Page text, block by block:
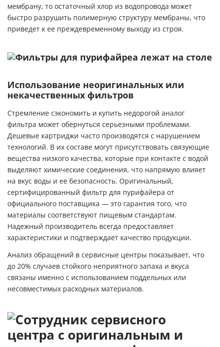
мембрану, то остаточный хлор из водопровода может
быстро разрушить полимерную структуру мембраны, что
приведет к ее преждевременному выходу из строя.
Использование неоригинальных или
некачественных фильтров
Стремление сэкономить и купить недорогой аналог
фильтра может обернуться серьезными проблемами.
Дешевые картриджи часто производятся с нарушением
технологий. В их составе могут присутствовать связующие
вещества низкого качества, которые при контакте с водой
выделяют химические соединения, что напрямую влияет
на вкус воды и ее безопасность. Оригинальный,
сертифицированный фильтр для пурифайера от
официального поставщика — это гарантия того, что
материалы соответствуют пищевым стандартам.
Надежный производитель всегда предоставляет
характеристики и подтверждает качество продукции.
Анализ обращений в сервисные центры показывает, что
до 20% случаев стойкого неприятного запаха и вкуса
связаны именно с использованием поддельных или
несовместимых расходных материалов.